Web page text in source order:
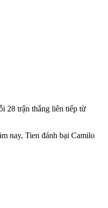
28 trận thắng liên tiếp từ
nay, Tien đánh bại Camilo